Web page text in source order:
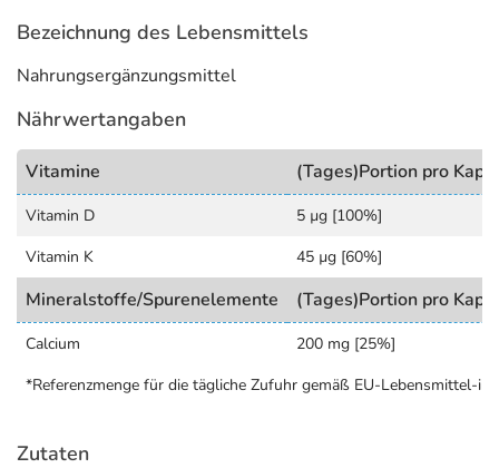
Bezeichnung des Lebensmittels
Nahrungsergänzungsmittel
Nährwertangaben
Vitamine (Tages)Portion pro
Vitamin D
5 µg [100%]
Vitamin K
45 µg [60%]
Mineralstoffe/Spurenelemente (Tages)Portion pro
Calcium
200 mg [25%]
*Referenzmenge für die tägliche Zufuhr gemäß EU-Lebensmittel-
Zutaten